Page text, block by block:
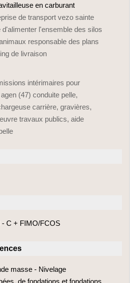
en carburant
de transport vezo sainte
l'ensemble des silos
responsable des plans
de livraison
intérimaires pour
(47) conduite pelle,
carrière, gravières,
travaux publics, aide
-­ C + FIMO/FCOS
masse -­ Nivelage
de fondations et fondations